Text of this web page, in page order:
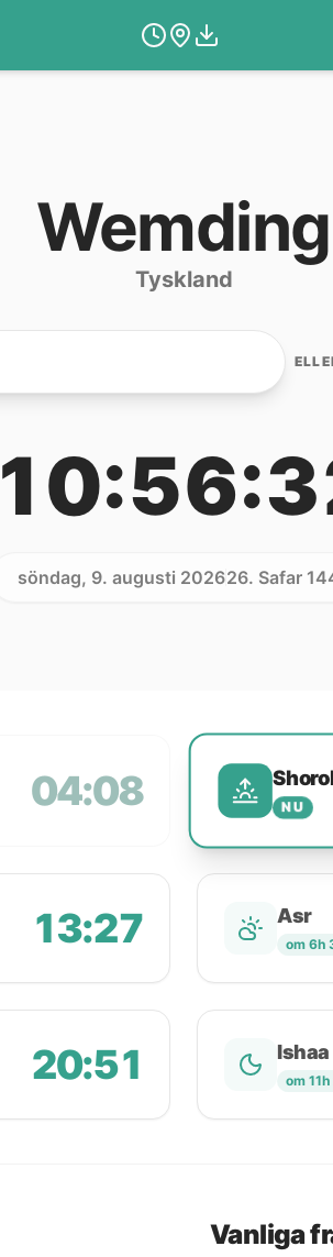
Wemding
Tyskland
söndag, 9. augusti 202626. Safar
04:08 NU
13:27 Asr
om 6h
20:51 Ishaa
om
Vanliga